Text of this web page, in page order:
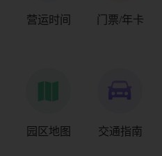
营运时间 门票/年卡
园区地图 交通指南